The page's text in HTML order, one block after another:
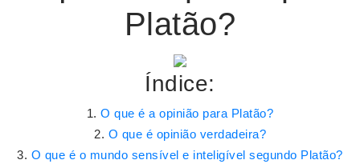
Platão?
Índice:
O que é a opinião para Platão?
O que é opinião verdadeira?
O que é o mundo sensível e inteligível segundo Platão?